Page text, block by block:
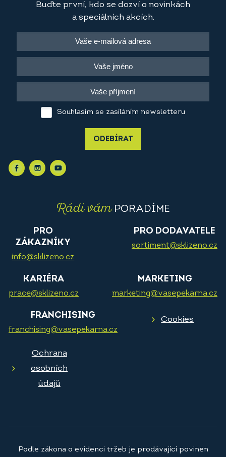
Buďte první, kdo se dozví o novinkách
a speciálních akcích.
Souhlasím se zasíláním newsletteru
ODEBÍRAT
Rádi vámPORADÍME
PRO
ZÁKAZNÍKY
info@sklizeno.cz
PRO DODAVATELE
sortiment@sklizeno.cz
KARIÉRA
prace@sklizeno.cz
MARKETING
marketing@vasepekarna.cz
FRANCHISING
franchising@vasepekarna.cz
Cookies
Ochrana
osobních
údajů
Podle zákona o evidenci tržeb je prodávající povinen